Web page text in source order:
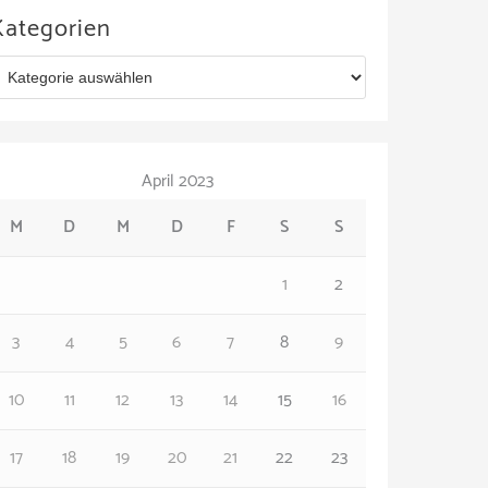
April 2023
M
D M D F S
S
1
2
3
4 5 6 7 8
9
10
11 12 13 14 15
16
17
18 19 20 21 22
23